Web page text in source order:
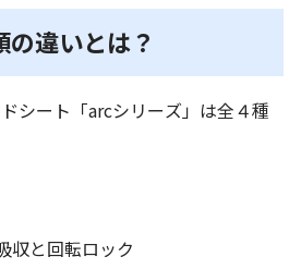
違いとは？
シート「arcシリーズ」は全４種
収と回転ロック